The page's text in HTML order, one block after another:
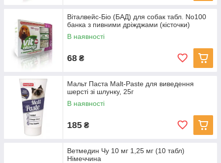
Віталвейс-Біо (БАД) для собак табл. No100
банка з пивними дріжджами (кісточки)
В наявності
68 ₴
Мальт Паста Malt-Paste для виведення
шерсті зі шлунку, 25г
В наявності
185 ₴
Ветмедин Чу 10 мг 1,25 мг (10 табл)
Німеччина